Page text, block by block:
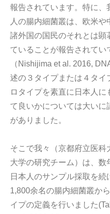
報告されています。特に、
人の腸内細菌叢は、欧米や
諸外国の国民のそれとは顕
ていることが報告されてい
（Nishijima et al. 2016,
述の３タイプまたは４タイ
ロタイプを素直に日本人に
て良いかについては大いに
がありました。
そこで我々（京都府立医科
大学の研究チーム）は、数
日本人のサンプル採取を続
1,800余名の腸内細菌叢か
イプの定義を行いました